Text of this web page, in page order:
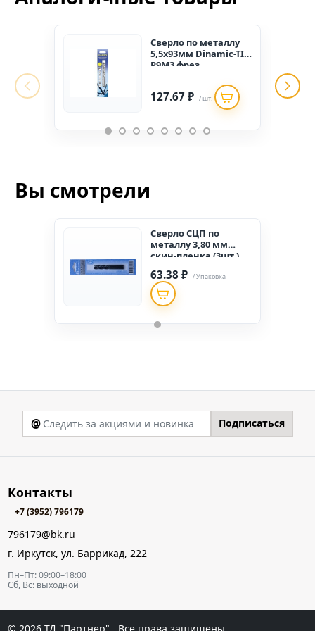
Сверло по металлу
5,5х93мм Dinamic-TIN
Р9М3 фрез.
127.67 ₽ / шт.
Вы смотрели
Сверло СЦП по
металлу 3,80 мм
скин-пленка (3шт.)
63.38 ₽ / Упаковка
@ Подписаться
Контакты
+7 (3952) 796179
796179@bk.ru
г. Иркутск, ул. Баррикад, 222
Пн–Пт: 09:00–18:00
Сб, Вс: выходной